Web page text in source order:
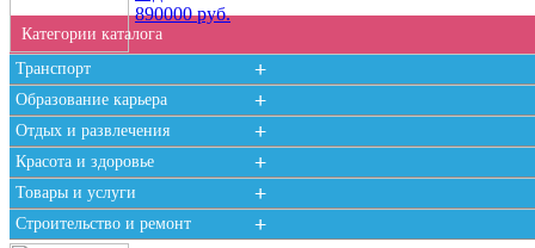
890000 руб.
Печник в Борисовой
Гриве (ленобласть)
100 руб.
Категории каталога
Транспорт
Образование карьера
Отдых и развлечения
Красота и здоровье
Товары и услуги
Строительство и ремонт